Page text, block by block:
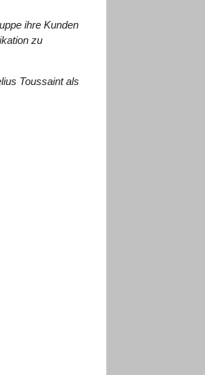
ihre Kunden
zu
Toussaint als